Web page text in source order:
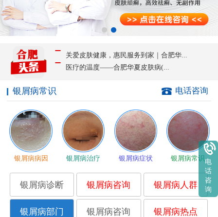
关爱皮肤健康，惠民服务到家｜合肥华...
医疗的温度——合肥华夏皮肤病(...
银屑病常识 电话咨询
银屑病病因 银屑病治疗 银屑病症状 银屑病常识
银屑病诊断 银屑病咨询 银屑病人群
银屑病部门 银屑病咨询 银屑病热点
电
话
咨
询